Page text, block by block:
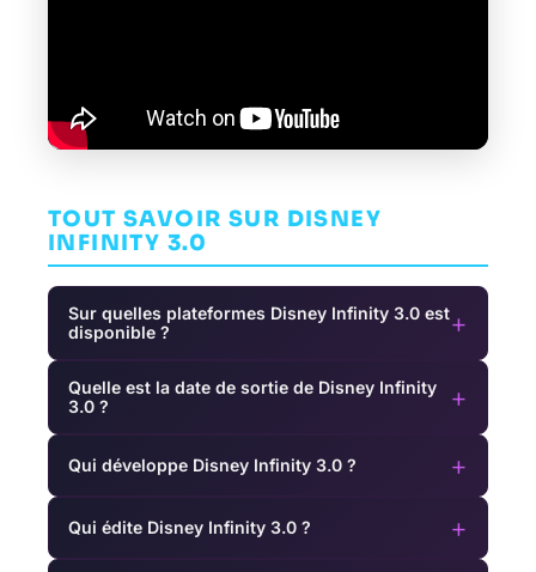
TOUT SAVOIR SUR DISNEY
INFINITY 3.0
Sur quelles plateformes Disney Infinity 3.0 est
disponible ?
+
Quelle est la date de sortie de Disney Infinity
3.0 ?
+
Qui développe Disney Infinity 3.0 ? +
Qui édite Disney Infinity 3.0 ? +